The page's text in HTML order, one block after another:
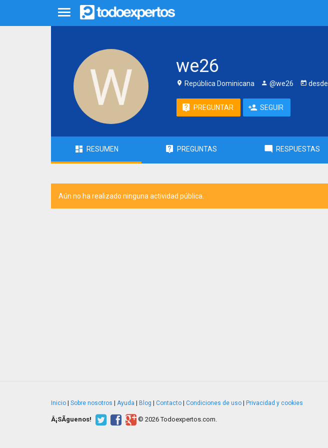
we26
República Dominicana @we26 desde
PREGUNTAR SEGUIR
RESUMEN PREGUNTAS RESPUESTAS
Aún no ha realizado ninguna actividad pública.
Inicio Sobre nosotros Ayuda Blog Contacto Condiciones de uso Privacidad y cookies
Â¡SÃ­guenos! © 2026 Todoexpertos.com.